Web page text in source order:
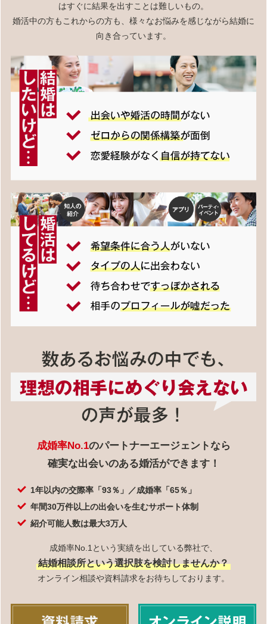
はすぐに結果を出すことは難しいもの。
婚活中の方もこれからの方も、様々なお悩みを感じながら結婚に
向き合っています。
成婚率No.1のパートナーエージェントなら
確実な出会いのある婚活ができます！
1年以内の交際率「93％」／成婚率「65％」
年間30万件以上の出会いを生むサポート体制
紹介可能人数は最大3万人
成婚率No.1という実績を出している弊社で、
結婚相談所という選択肢を検討しませんか？
オンライン相談や資料請求をお待ちしております。